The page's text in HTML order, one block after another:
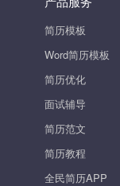
简历模板
Word简历模板
简历优化
面试辅导
简历范文
简历教程
全民简历APP